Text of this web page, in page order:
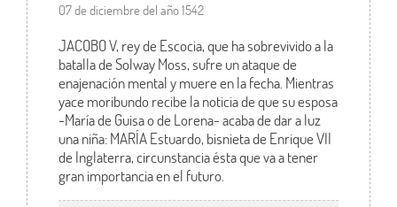
07 de diciembre del año 1542
JACOBO V, rey de Escocia, que ha sobrevivido a la
batalla de Solway Moss, sufre un ataque de
enajenación mental y muere en la fecha. Mientras
yace moribundo recibe la noticia de que su esposa
-María de Guisa o de Lorena- acaba de dar a luz
una niña: MARÍA Estuardo, bisnieta de Enrique VII
de Inglaterra, circunstancia ésta que va a tener
gran importancia en el futuro.